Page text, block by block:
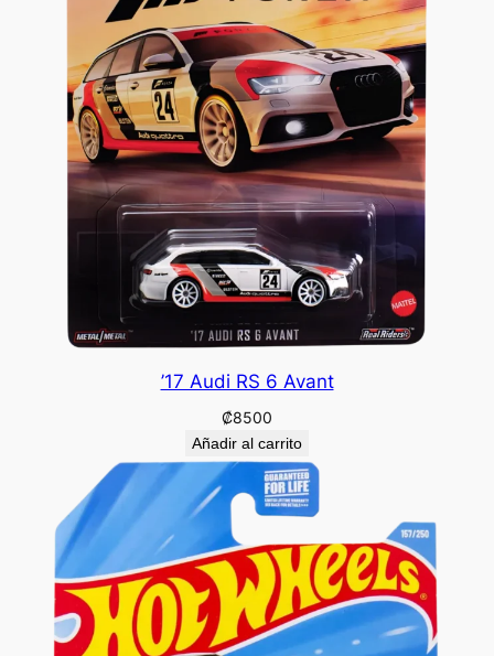
’17 Audi RS 6 Avant
₡8500
Añadir al carrito